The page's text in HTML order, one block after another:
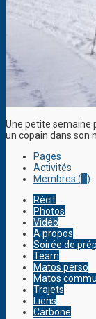
Une petite semaine
un copain dans son
Pages
Activités
Membres ( )
Récit
Photos
Vidéo
A propos
Soirée de
Team
Matos perso
Matos
Trajets
Liens
Carbone